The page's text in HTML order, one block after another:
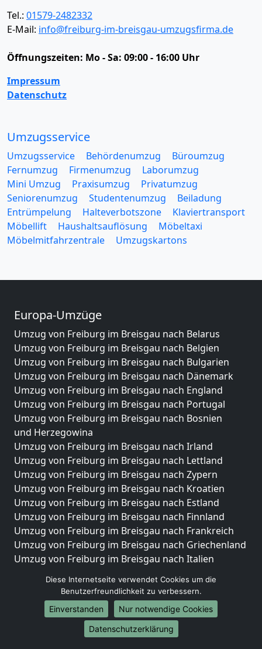
Tel.: 01579-2482332
E-Mail: info@freiburg-im-breisgau-umzugsfirma.de
Öffnungszeiten: Mo - Sa: 09:00 - 16:00 Uhr
Impressum
Datenschutz
Umzugsservice
Umzugsservice Behördenumzug
Büroumzug
Fernumzug
Firmenumzug
Laborumzug
Mini Umzug
Praxisumzug
Privatumzug
Seniorenumzug
Studentenumzug
Beiladung
Entrümpelung
Halteverbotszone
Klaviertransport
Möbellift
Haushaltsauflösung
Möbeltaxi
Möbelmitfahrzentrale
Umzugskartons
Europa-Umzüge
Umzug von Freiburg im Breisgau nach Belarus
Umzug von Freiburg im Breisgau nach Belgien
Umzug von Freiburg im Breisgau nach Bulgarien
Umzug von Freiburg im Breisgau nach Dänemark
Umzug von Freiburg im Breisgau nach England
Umzug von Freiburg im Breisgau nach Portugal
Umzug von Freiburg im Breisgau nach Bosnien
und Herzegowina
Umzug von Freiburg im Breisgau nach Irland
Umzug von Freiburg im Breisgau nach Lettland
Umzug von Freiburg im Breisgau nach Zypern
Umzug von Freiburg im Breisgau nach Kroatien
Umzug von Freiburg im Breisgau nach Estland
Umzug von Freiburg im Breisgau nach Finnland
Umzug von Freiburg im Breisgau nach Frankreich
Umzug von Freiburg im Breisgau nach Griechenland
Umzug von Freiburg im Breisgau nach Italien
Umzug von Freiburg im Breisgau nach Luxemburg
Umzug von Freiburg im Breisgau nach Niederlande
Umzug von Freiburg im Breisgau nach Norwegen
Umzüge-Deutschlandweit
Diese Internetseite verwendet Cookies um die
Benutzerfreundlichkeit zu verbessern.
Einverstanden
Nur notwendige Cookies
Datenschutzerklärung